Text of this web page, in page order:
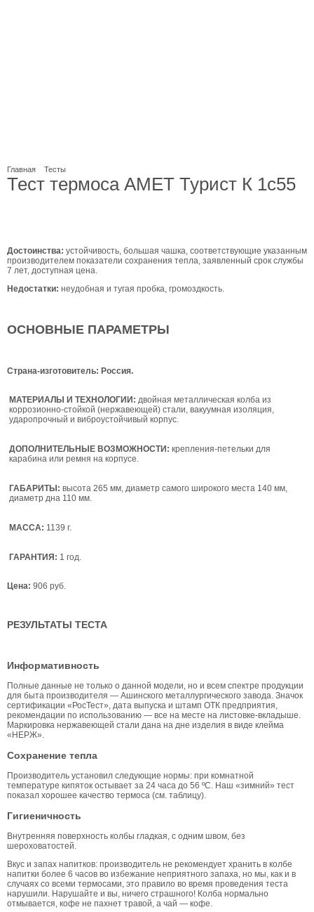
Главная Тесты
Тест термоса АМЕТ Турист К 1с55
Достоинства: устойчивость, большая чашка, соответствующие указанным
производителем показатели сохранения тепла, заявленный срок службы
7 лет, доступная цена.
Недостатки: неудобная и тугая пробка, громоздкость.
ОСНОВНЫЕ ПАРАМЕТРЫ
Страна-изготовитель: Россия.
МАТЕРИАЛЫ И ТЕХНОЛОГИИ: двойная металлическая колба из
коррозионно-стойкой (нержавеющей) стали, вакуумная изоляция,
ударопрочный и виброустойчивый корпус.
ДОПОЛНИТЕЛЬНЫЕ ВОЗМОЖНОСТИ: крепления-петельки для
карабина или ремня на корпусе.
ГАБАРИТЫ: высота 265 мм, диаметр самого широкого места 140 мм,
диаметр дна 110 мм.
МАССА: 1139 г.
ГАРАНТИЯ: 1 год.
Цена: 906 руб.
РЕЗУЛЬТАТЫ ТЕСТА
Информативность
Полные данные не только о данной модели, но и всем спектре продукции
для быта производителя — Ашинского металлургического завода. Значок
сертификации «РосТест», дата выпуска и штамп ОТК предприятия,
рекомендации по использованию — все на месте на листовке-вкладыше.
Маркировка нержавеющей стали дана на дне изделия в виде клейма
«НЕРЖ».
Сохранение тепла
Производитель установил следующие нормы: при комнатной
температуре кипяток остывает за 24 часа до 56 ºС. Наш «зимний» тест
показал хорошее качество термоса (см. таблицу).
Гигиеничность
Внутренняя поверхность колбы гладкая, с одним швом, без
шероховатостей.
Вкус и запах напитков: производитель не рекомендует хранить в колбе
напитки более 6 часов во избежание неприятного запаха, но мы, как и в
случаях со всеми термосами, это правило во время проведения теста
нарушили. Нарушайте и вы, ничего страшного! Колба нормально
отмывается, кофе не пахнет травой, а чай — кофе.